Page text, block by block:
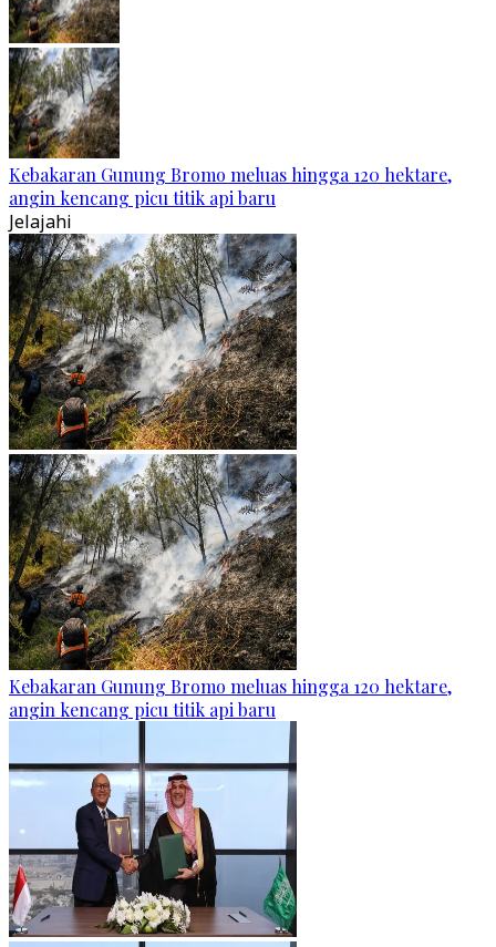
Kebakaran Gunung Bromo meluas hingga 120 hektare,
angin kencang picu titik api baru
Jelajahi
Kebakaran Gunung Bromo meluas hingga 120 hektare,
angin kencang picu titik api baru